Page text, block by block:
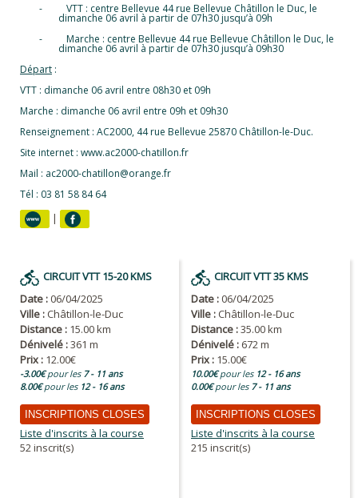
-
VTT : centre Bellevue 44 rue Bellevue Châtillon le Duc, le
dimanche 06 avril à partir de 07h30 jusqu’à 09h
-
Marche : centre Bellevue 44 rue Bellevue Châtillon le Duc, le
dimanche 06 avril à partir de 07h30 jusqu’à 09h30
Départ :
VTT : dimanche 06 avril entre 08h30 et 09h
Marche : dimanche 06 avril entre 09h et 09h30
Renseignement : AC2000, 44 rue Bellevue 25870 Châtillon-le-Duc.
Site internet : www.ac2000-chatillon.fr
Mail : ac2000-chatillon@orange.fr
Tél : 03 81 58 84 64
|
CIRCUIT VTT 15-20 KMS
Date :06/04/2025
Ville :Châtillon-le-Duc
Distance : 15.00 km
Dénivelé :361 m
Prix : 12.00€
-3.00€pour les 7 - 11 ans
8.00€pour les 12 - 16 ans
INSCRIPTIONS CLOSES
Liste d'inscrits à la course
52 inscrit(s)
CIRCUIT VTT 35 KMS
Date :06/04/2025
Ville :Châtillon-le-Duc
Distance :35.00 km
Dénivelé : 672 m
Prix : 15.00€
10.00€pour les 12 - 16 ans
0.00€pour les 7 - 11 ans
INSCRIPTIONS CLOSES
Liste d'inscrits à la course
215 inscrit(s)